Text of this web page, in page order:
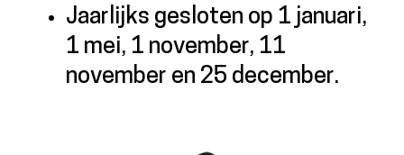
Jaarlijks gesloten op 1 januari,
1 mei, 1 november, 11
november en 25 december.